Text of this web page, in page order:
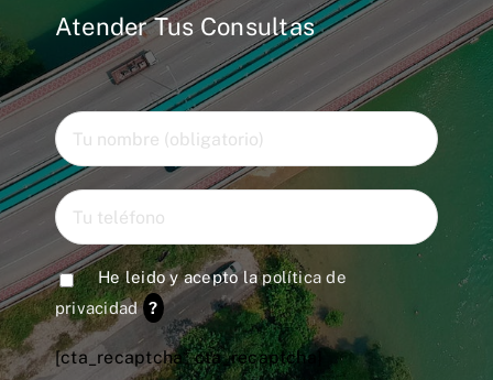
Atender Tus Consultas
He leido y acepto lapolítica de
privacidad ?
[cta_recaptcha* cta_recaptcha]